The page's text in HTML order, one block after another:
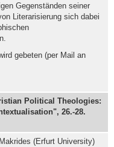
Gegenständen seiner
Literarisierung sich dabei
gebeten (per Mail an
Political Theologies:
26.-28.
(Erfurt University)